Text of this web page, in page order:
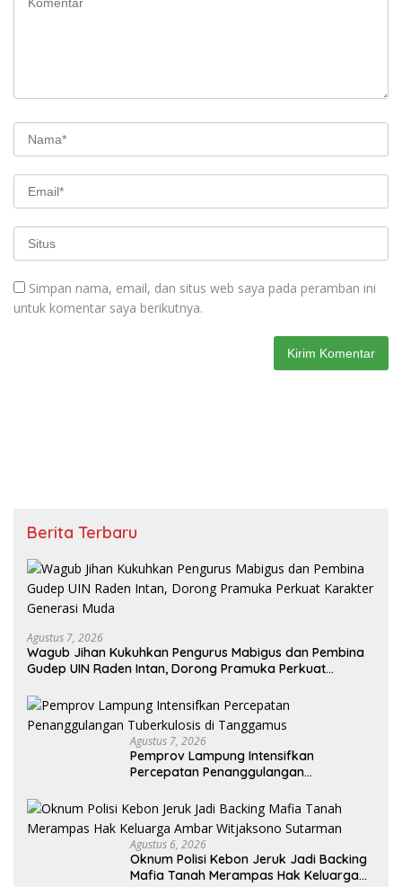
Simpan nama, email, dan situs web saya pada peramban ini
untuk komentar saya berikutnya.
Berita Terbaru
Agustus 7, 2026
Wagub Jihan Kukuhkan Pengurus Mabigus dan Pembina
Gudep UIN Raden Intan, Dorong Pramuka Perkuat
Agustus 7, 2026
Pemprov Lampung Intensifkan
Percepatan Penanggulangan
Agustus 6, 2026
Oknum Polisi Kebon Jeruk Jadi Backing
Mafia Tanah Merampas Hak Keluarga